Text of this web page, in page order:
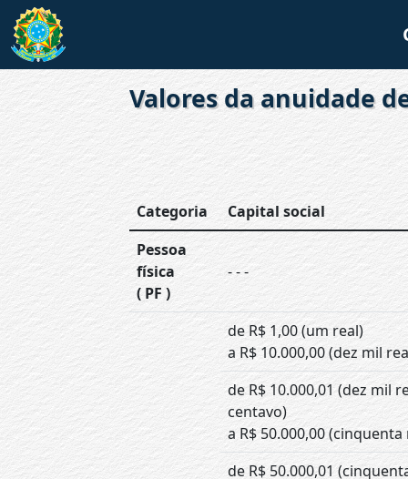
Valores da anuidade
Categoria
Capital social
Pessoa
física
( PF )
- - -
de R$ 1,00 (um real)
a R$ 10.000,00 (dez mil
de R$ 10.000,01 (dez mil
centavo)
a R$ 50.000,00
de R$ 50.000,01